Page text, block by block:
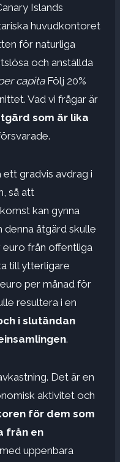
Islands
huvudkontoret
för naturliga
och anställda
capitaFölj 20%
Vad vi frågar är
som är lika
gradvis avdrag i
så att
kan gynna
denna åtgärd skulle
euro från offentliga
till ytterligare
per månad för
resultera i en
i slutändan
.
Det är en
aktivitet och
för dem som
från en
uppenbara